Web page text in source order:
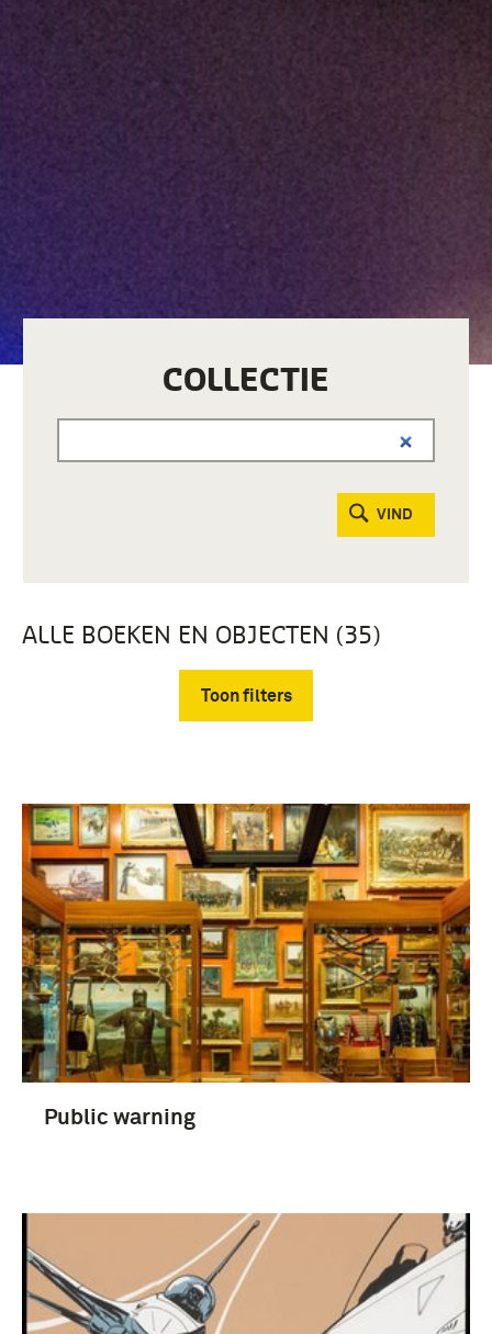
COLLECTIE
VIND
ALLE BOEKEN EN OBJECTEN (35)
Toon filters
Gebruiksgrafiek (35)
Mobilisatie (1914-1915) (11)
(35)
artillerie (4)
Public warning